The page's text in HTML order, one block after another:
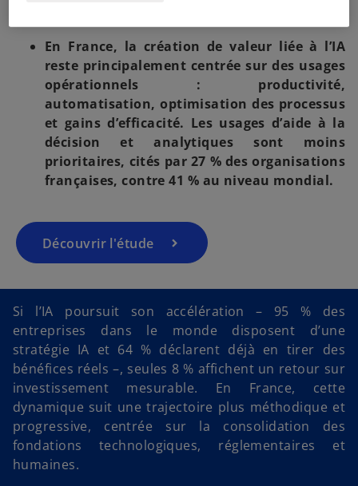
En France, la création de valeur liée à l’IA
reste principalement centrée sur des usages
opérationnels : productivité,
automatisation, optimisation des processus
et gains d’efficacité. Les usages d’aide à la
décision et analytiques sont moins
prioritaires, cités par 27 % des organisations
françaises, contre 41 % au niveau mondial.
Découvrir l'étude
Si l’IA poursuit son accélération – 95 % des
entreprises dans le monde disposent d’une
stratégie IA et 64 % déclarent déjà en tirer des
bénéfices réels –, seules 8 % affichent un retour sur
investissement mesurable. En France, cette
dynamique suit une trajectoire plus méthodique et
progressive, centrée sur la consolidation des
fondations technologiques, réglementaires et
humaines.